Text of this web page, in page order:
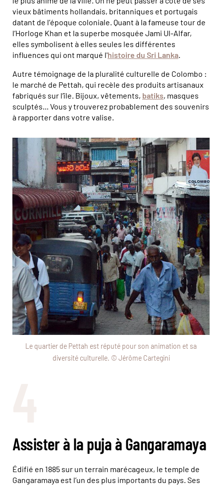
vieux bâtiments hollandais, britanniques et portugais
datant de l’époque coloniale. Quant à la fameuse tour de
l’Horloge Khan et la superbe mosquée Jami Ul-Alfar,
elles symbolisent à elles seules les différentes
influences qui ont marqué l'histoire du Sri Lanka
Autre témoignage de la pluralité culturelle de Colombo :
le marché de Pettah, qui recèle des produits artisanaux
fabriqués sur l’île. Bijoux, vêtements, batiks, masques
sculptés... Vous y trouverez probablement des souvenirs
à rapporter dans votre valise.
Le quartier de Pettah est réputé pour son animation et sa
diversité culturelle. © Jérôme Cartegini
Assister à la puja à Gangaramaya
Édifié en 1885 sur un terrain marécageux, le temple de
Gangaramaya est l’un des plus importants du pays. Ses